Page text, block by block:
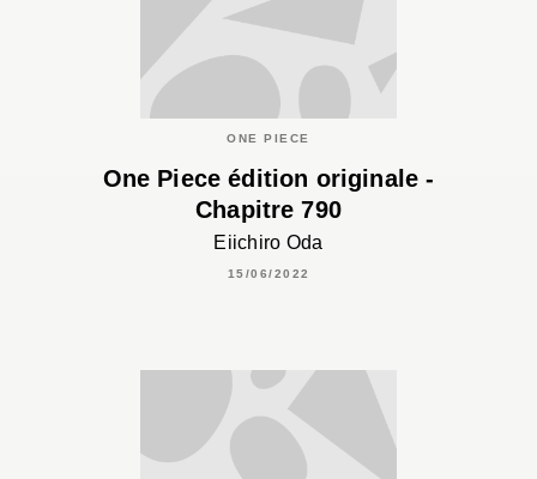
ONE PIECE
One Piece édition originale -
Chapitre 790
Eiichiro Oda
15/06/2022